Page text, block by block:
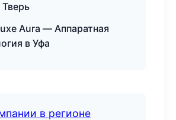
Aura — Аппаратная
в Уфа
в регионе